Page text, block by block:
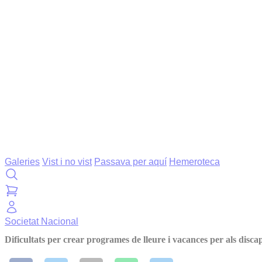
Galeries Vist i no vist Passava per aquí Hemeroteca
Societat Nacional
Dificultats per crear programes de lleure i vacances per als